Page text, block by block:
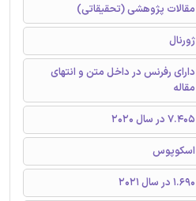
مقالات پژوهشی (تحقیقاتی)
ژورنال
دارای رفرنس در داخل متن و انتهای
مقاله
7.405 در سال 2020
اسکوپوس
1.690 در سال 2021